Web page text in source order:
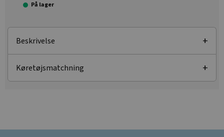
På lager
Beskrivelse
Køretøjsmatchning